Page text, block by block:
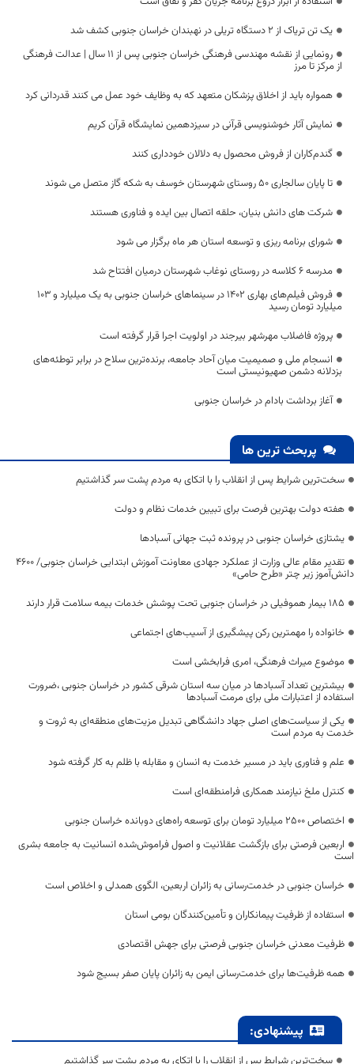
یک تن تریاک از ۲ دستگاه تریلی در نهبندان خراسان جنوبی کشف شد
رونمایی از نقشه مهندسی فرهنگی خراسان جنوبی پس از ۱۱ سال | عدالت فرهنگی
از مرکز تا مرز
همواره باید از اخلاق پزشکان متعهد که به وظایف خود عمل می کنند قدردانی کرد
نمایش آثار خوشنویسی قرآنی در سیزدهمین نمایشگاه قرآن کریم
گندم‌کاران از فروش محصول به دلالان خودداری کنند
تا پایان سالجاری ۵۰ روستای شهرستان خوسف به شکه گاز متصل می شوند
شرکت های دانش بنیان، حلقه اتصال بین ایده و فناوری هستند
شورای برنامه ریزی و توسعه استان هر ماه برگزار می شود
مدرسه ۶ کلاسه در روستای نوغاب شهرستان درمیان افتتاح شد
فروش فیلم‌های بهاری ۱۴۰۲ در سینما‌های خراسان جنوبی به یک میلیارد و ۱۰۳
میلیارد تومان رسید
پروژه فاضلاب مهرشهر بیرجند در اولویت اجرا قرار گرفته است
انسجام ملی و صمیمیت میان آحاد جامعه، برنده‌ترین سلاح در برابر توطئه‌های
بزدلانه دشمن صهیونیستی است
آغاز برداشت بادام در خراسان جنوبی
پربحث ترین ها
سخت‌ترین شرایط پس از انقلاب را با اتکای به مردم پشت سر گذاشتیم
هفته دولت بهترین فرصت برای تبیین خدمات نظام و دولت
یشتازی خراسان جنوبی در پرونده ثبت جهانی آسبادها
تقدیر مقام عالی وزارت از عملکرد جهادی معاونت آموزش ابتدایی خراسان جنوبی/ ۴۶۰۰
دانش‌آموز زیر چتر «طرح حامی»
۱۸۵ بیمار هموفیلی در خراسان جنوبی تحت پوشش خدمات بیمه سلامت قرار دارند
خانواده را مهمترین رکن پیشگیری از آسیب‌های اجتماعی
موضوع میراث فرهنگی، امری فرابخشی است
بیشترین تعداد آسبادها در میان سه استان شرقی کشور در خراسان جنوبی ،ضرورت
استفاده از اعتبارات ملی برای مرمت آسبادها
یکی از سیاست‌های اصلی جهاد دانشگاهی تبدیل مزیت‌های منطقه‌ای به ثروت و
خدمت به مردم است
علم و فناوری باید در مسیر خدمت به انسان و مقابله با ظلم به کار گرفته شود
کنترل ملخ نیازمند همکاری فرامنطقه‌ای است
اختصاص 2500 میلیارد تومان برای توسعه راه‌های دوبانده خراسان جنوبی
اربعین فرصتی برای بازگشت عقلانیت و اصول فراموش‌شده انسانیت به جامعه بشری
است
خراسان جنوبی در خدمت‌رسانی به زائران اربعین، الگوی همدلی و اخلاص است
استفاده از ظرفیت پیمانکاران و تأمین‌کنندگان بومی استان
ظرفیت معدنی خراسان جنوبی فرصتی برای جهش اقتصادی
همه ظرفیت‌ها برای خدمت‌رسانی ایمن به زائران پایان صفر بسیج شود
پیشنهادی: